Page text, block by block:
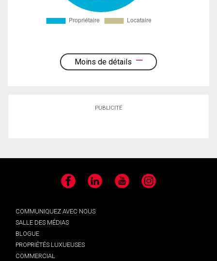
Moins de détails
PUBLICITÉ
Facebook LinkedIn YouTube Instagram
COMMUNIQUEZ AVEC NOUS
SALLE DES MÉDIAS
BLOGUE
PROPRIÉTÉS LUXUEUSES
COMMERCIAL